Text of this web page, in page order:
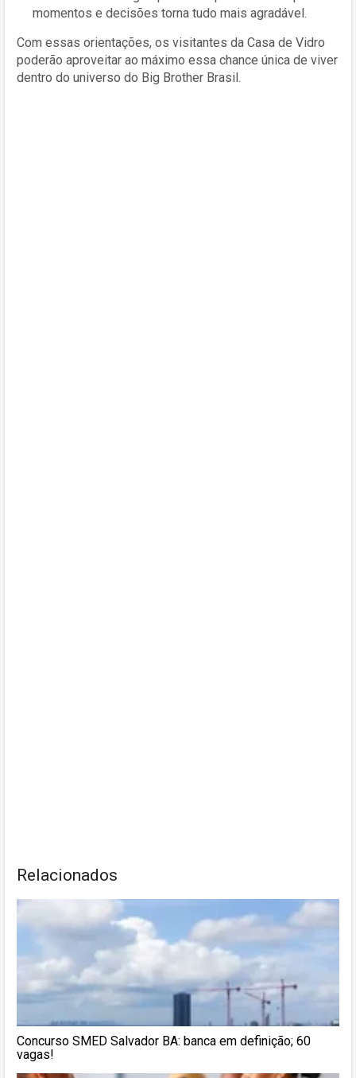
momentos e decisões torna tudo mais agradável.
Com essas orientações, os visitantes da Casa de Vidro
poderão aproveitar ao máximo essa chance única de viver
dentro do universo do Big Brother Brasil.
Relacionados
Concurso SMED Salvador BA: banca em definição; 60
vagas!